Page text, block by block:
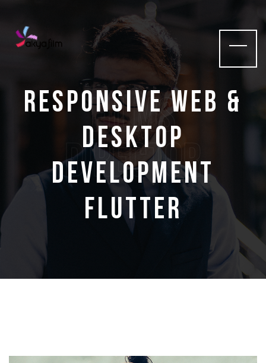
films
Director
Responsive Web &
Desktop
Development
Flutter